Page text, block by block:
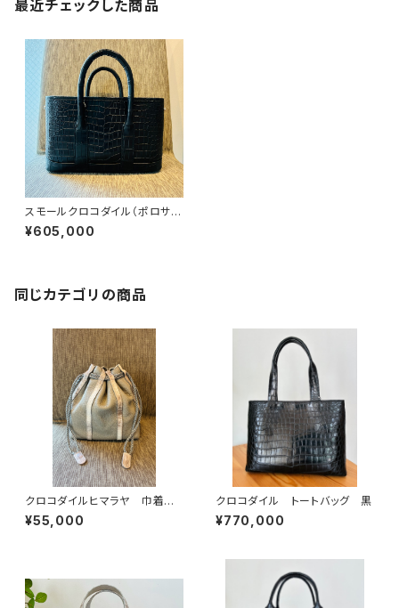
最近チェックした商品
スモールクロコダイル（ポロサ
ス）ミニトートバッグ
¥605,000
同じカテゴリの商品
クロコダイルヒマラヤ 巾着バッ
グ イタリアンシュリンクレザー
¥55,000
クロコダイル トートバッグ 黒
¥770,000